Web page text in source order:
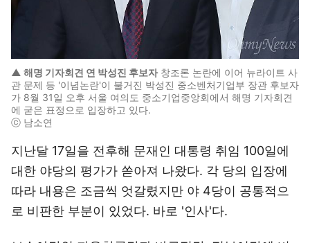
▲ 해명 기자회견 연 박성진 후보자창조론 논란에 이어 뉴라이트 사
관 문제 등 '이념논란'이 불거진 박성진 중소벤처기업부 장관 후보자
가 8월 31일 오후 서울 여의도 중소기업중앙회에서 해명 기자회견
에 굳은 표정으로 입장하고 있다.
ⓒ 남소연
지난달 17일을 전후해 문재인 대통령 취임 100일에
대한 야당의 평가가 쏟아져 나왔다. 각 당의 입장에
따라 내용은 조금씩 엇갈렸지만 야 4당이 공통적으
로 비판한 부분이 있었다. 바로 '인사'다.